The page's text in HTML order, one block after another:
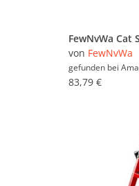
von FewNvWa
gefunden bei
83,79 €